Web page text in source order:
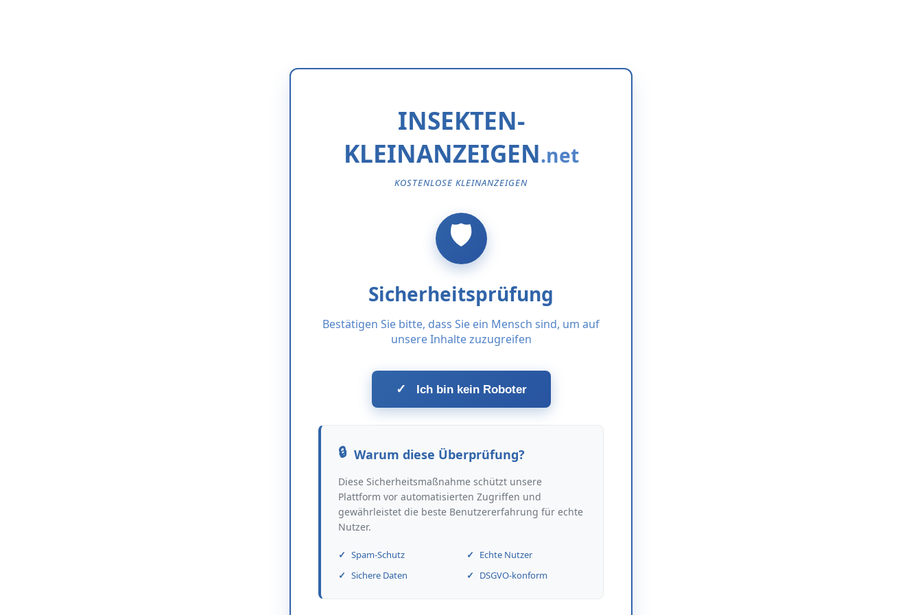
INSEKTEN-
KLEINANZEIGEN
KOSTENLOSE KLEINANZEIGEN
Sicherheitsprüfung
Bestätigen Sie bitte, dass Sie ein Mensch sind, um auf
unsere Inhalte zuzugreifen
✓ Ich bin kein Roboter
Warum diese Überprüfung?
Diese Sicherheitsmaßnahme schützt unsere
Plattform vor automatisierten Zugriffen und
gewährleistet die beste Benutzererfahrung für echte
Nutzer.
Spam-Schutz
Echte Nutzer
Sichere Daten
DSGVO-konform